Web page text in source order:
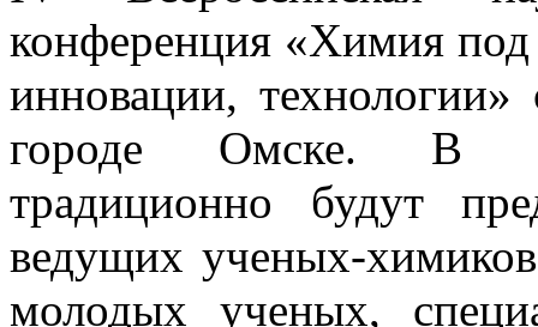
конференция «Химия
инновации,
городе Омске. В
традиционно будут
ведущих ученых-
молодых ученых,